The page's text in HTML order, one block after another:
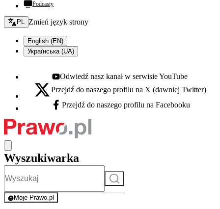
Podcasty
Zmień język - bieżący:
PL Zmień język strony
English (EN)
Українська (UA)
Youtube - otwiera się w nowej karcie
Odwiedź nasz kanał w serwisie YouTube
X - otwiera się w nowej karcie
Przejdź do naszego profilu na X (dawniej Twitter)
Facebook - otwiera się w nowej karcie
Przejdź do naszego profilu na Facebooku
Wyszukiwarka
Szukaj
Moje Prawo.pl
- rejestracja i logowanie do serwisu